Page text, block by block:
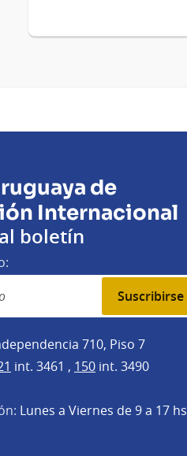
de
Internacional
boletín
Suscribirse
710, Piso 7
int. 3461 , 150 int. 3490
Lunes a Viernes de 9 a 17 hs